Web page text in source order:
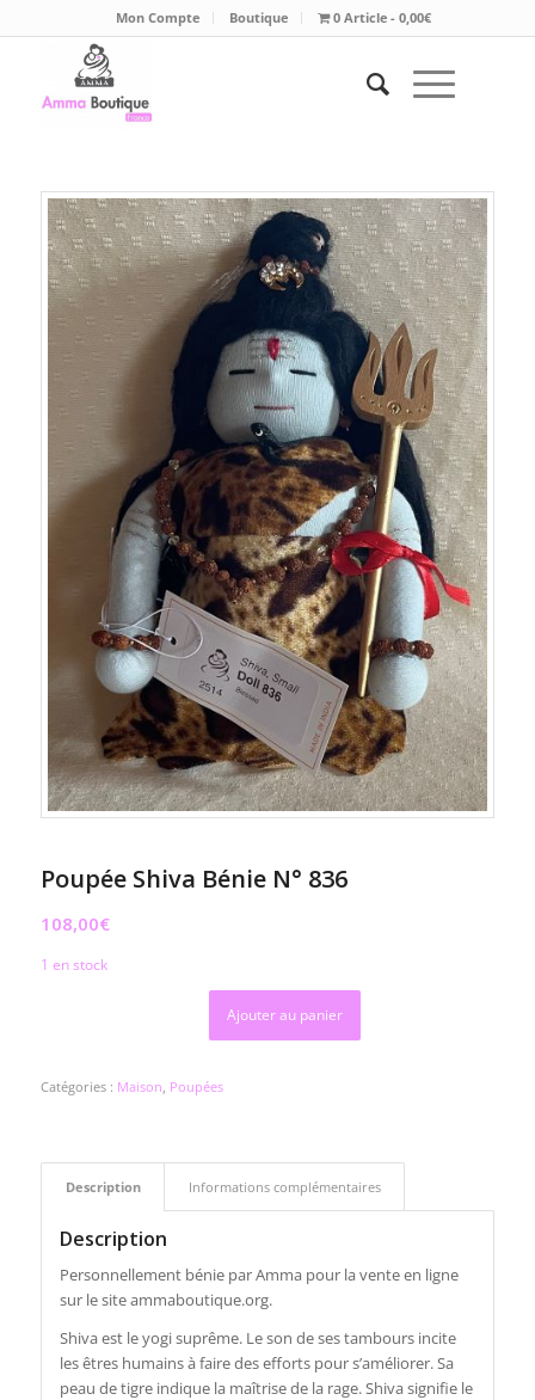
Mon Compte Boutique 0 Article 0,00€
Poupée Shiva Bénie N° 836
108,00€
1 en stock
Ajouter au panier
Catégories : Maison Poupées
Description Informations complémentaires
Description
Personnellement bénie par Amma pour la vente en ligne
sur le site ammaboutique.org.
Shiva est le yogi suprême. Le son de ses tambours incite
les êtres humains à faire des efforts pour s’améliorer. Sa
peau de tigre indique la maîtrise de la rage. Shiva signifie le